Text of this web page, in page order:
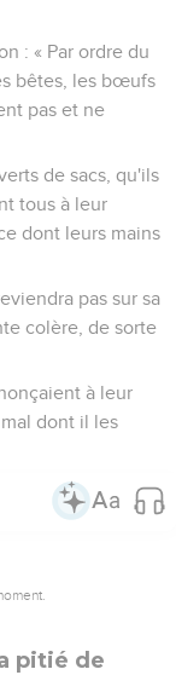
: « Par ordre du
bêtes, les bœufs
pas et ne
de sacs, qu'ils
tous à leur
dont leurs mains
pas sur sa
colère, de sorte
à leur
dont il les
pitié de